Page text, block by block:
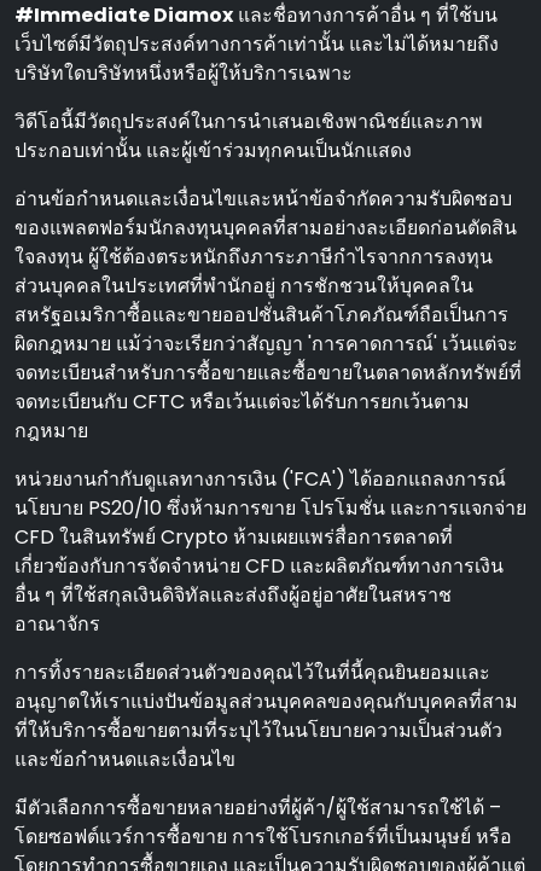
#Immediate Diamox และชื่อทางการค้าอื่น ๆ ที่ใช้บน
เว็บไซต์มีวัตถุประสงค์ทางการค้าเท่านั้น และไม่ได้หมายถึง
บริษัทใดบริษัทหนึ่งหรือผู้ให้บริการเฉพาะ
วิดีโอนี้มีวัตถุประสงค์ในการนําเสนอเชิงพาณิชย์และภาพ
ประกอบเท่านั้น และผู้เข้าร่วมทุกคนเป็นนักแสดง
อ่านข้อกําหนดและเงื่อนไขและหน้าข้อจํากัดความรับผิดชอบ
ของแพลตฟอร์มนักลงทุนบุคคลที่สามอย่างละเอียดก่อนตัดสิน
ใจลงทุน ผู้ใช้ต้องตระหนักถึงภาระภาษีกําไรจากการลงทุน
ส่วนบุคคลในประเทศที่พํานักอยู่ การชักชวนให้บุคคลใน
สหรัฐอเมริกาซื้อและขายออปชั่นสินค้าโภคภัณฑ์ถือเป็นการ
ผิดกฎหมาย แม้ว่าจะเรียกว่าสัญญา 'การคาดการณ์' เว้นแต่จะ
จดทะเบียนสําหรับการซื้อขายและซื้อขายในตลาดหลักทรัพย์ที่
จดทะเบียนกับ CFTC หรือเว้นแต่จะได้รับการยกเว้นตาม
กฎหมาย
หน่วยงานกํากับดูแลทางการเงิน ('FCA') ได้ออกแถลงการณ์
นโยบาย PS20/10 ซึ่งห้ามการขาย โปรโมชั่น และการแจกจ่าย
CFD ในสินทรัพย์ Crypto ห้ามเผยแพร่สื่อการตลาดที่
เกี่ยวข้องกับการจัดจําหน่าย CFD และผลิตภัณฑ์ทางการเงิน
อื่น ๆ ที่ใช้สกุลเงินดิจิทัลและส่งถึงผู้อยู่อาศัยในสหราช
อาณาจักร
การทิ้งรายละเอียดส่วนตัวของคุณไว้ในที่นี้คุณยินยอมและ
อนุญาตให้เราแบ่งปันข้อมูลส่วนบุคคลของคุณกับบุคคลที่สาม
ที่ให้บริการซื้อขายตามที่ระบุไว้ในนโยบายความเป็นส่วนตัว
และข้อกําหนดและเงื่อนไข
มีตัวเลือกการซื้อขายหลายอย่างที่ผู้ค้า/ผู้ใช้สามารถใช้ได้ –
โดยซอฟต์แวร์การซื้อขาย การใช้โบรกเกอร์ที่เป็นมนุษย์ หรือ